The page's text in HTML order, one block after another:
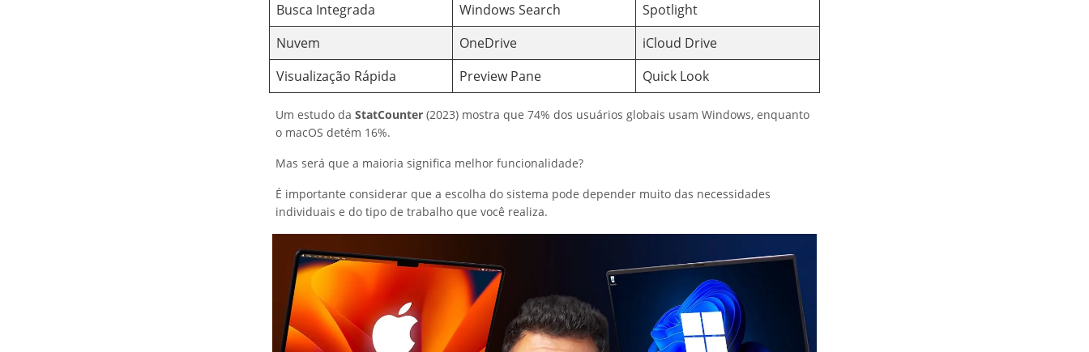
Busca Integrada
Windows Search
Spotlight
Nuvem
OneDrive
iCloud Drive
Visualização Rápida
Preview Pane Quick Look
Um estudo da StatCounter (2023) mostra que 74% dos usuários globais usam Windows, enquanto
o macOS detém 16%.
Mas será que a maioria significa melhor funcionalidade?
É importante considerar que a escolha do sistema pode depender muito das necessidades
individuais e do tipo de trabalho que você realiza.